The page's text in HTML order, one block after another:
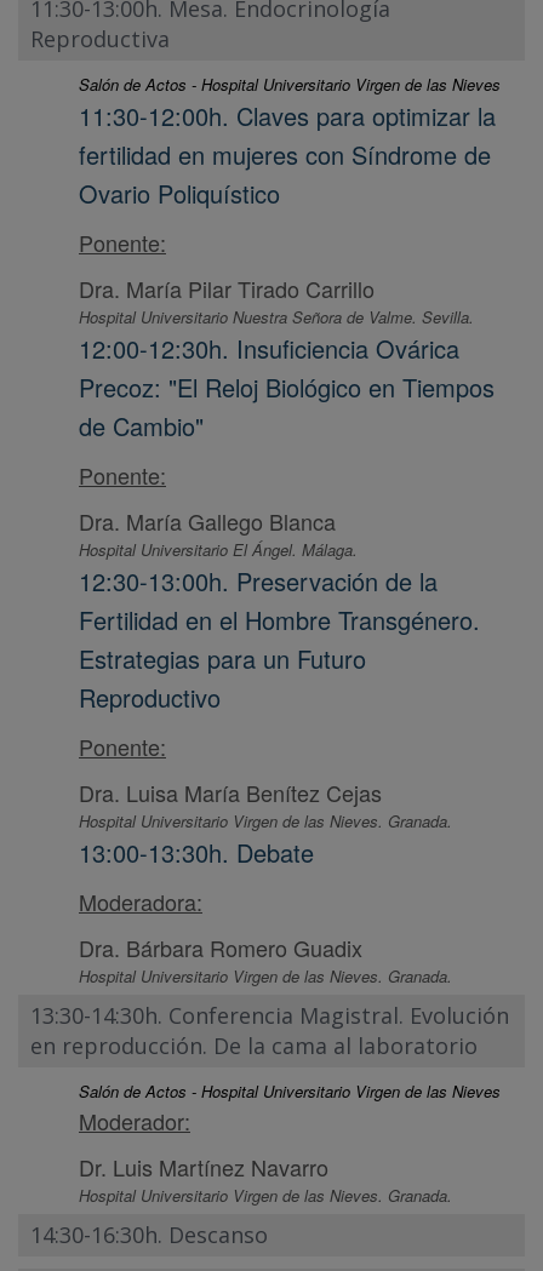
11:30-13:00h. Mesa. Endocrinología
Reproductiva
Salón de Actos - Hospital Universitario Virgen de las Nieves
11:30-12:00h. Claves para optimizar la
fertilidad en mujeres con Síndrome de
Ovario Poliquístico
Ponente:
Dra. María Pilar Tirado Carrillo
Hospital Universitario Nuestra Señora de Valme. Sevilla.
12:00-12:30h. Insuficiencia Ovárica
Precoz: "El Reloj Biológico en Tiempos
de Cambio"
Ponente:
Dra. María Gallego Blanca
Hospital Universitario El Ángel. Málaga.
12:30-13:00h. Preservación de la
Fertilidad en el Hombre Transgénero.
Estrategias para un Futuro
Reproductivo
Ponente:
Dra. Luisa María Benítez Cejas
Hospital Universitario Virgen de las Nieves. Granada.
13:00-13:30h. Debate
Moderadora:
Dra. Bárbara Romero Guadix
Hospital Universitario Virgen de las Nieves. Granada.
13:30-14:30h. Conferencia Magistral. Evolución
en reproducción. De la cama al laboratorio
Salón de Actos - Hospital Universitario Virgen de las Nieves
Moderador:
Dr. Luis Martínez Navarro
Hospital Universitario Virgen de las Nieves. Granada.
14:30-16:30h. Descanso